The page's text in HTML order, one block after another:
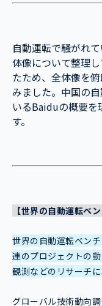
自動運転で騒がれ
体像について整理
たため、全体像を
みました。中国の
いるBaiduの概要を
す。
【世界の自動運転ベ
世界の自動運転ベン
連のプロジェクトの
観測などのリサーチ
グローバル技術動向調